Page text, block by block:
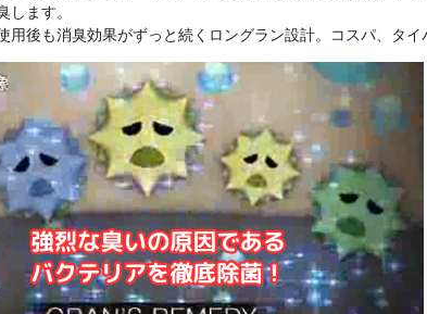
します。
用後も消臭効果がずっと続くロングラン設計。コスパ、タイ